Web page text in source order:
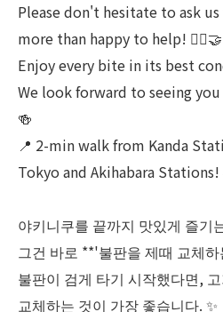
Please don't hesitate to ask
more than happy to help! 🙂‍↕️🤝
Enjoy every bite in its best
We look forward to seeing
🍻
📍 2-min walk from Kanda
Tokyo and Akihabara Stations!
야키니쿠를 끝까지 맛있게 즐기
그건 바로 **'불판을 제때 교체
불판이 검게 타기 시작했다면,
교체하는 것이 가장 좋습니다. ✨